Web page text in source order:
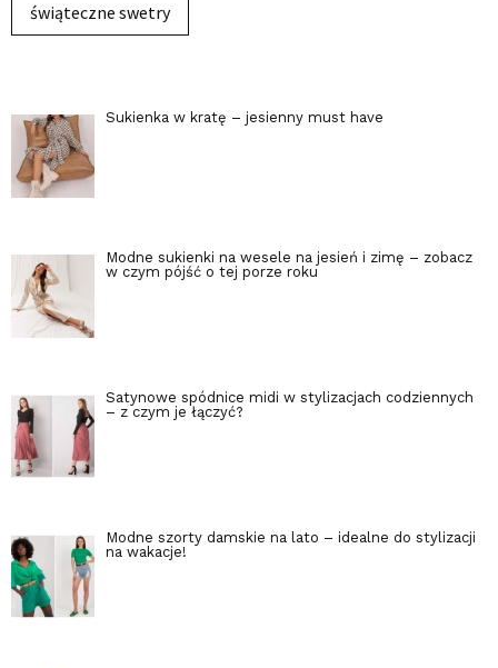
świąteczne swetry
Sukienka w kratę – jesienny must have
Modne sukienki na wesele na jesień i zimę – zobacz
w czym pójść o tej porze roku
Satynowe spódnice midi w stylizacjach codziennych
– z czym je łączyć?
Modne szorty damskie na lato – idealne do stylizacji
na wakacje!